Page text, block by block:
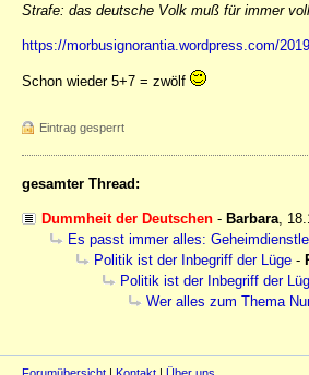
Strafe: das deutsche Volk muß für immer
https://morbusignorantia.wordpress.com/
Schon wieder 5+7 = zwölf
Eintrag gesperrt
gesamter Thread:
Dummheit der Deutschen - Barbara
Es passt immer alles:
Politik ist der Inbegriff der Lüge -
Politik ist der Inbegriff der
Wer alles zum Thema
Forumübersicht | Kontakt | Über uns